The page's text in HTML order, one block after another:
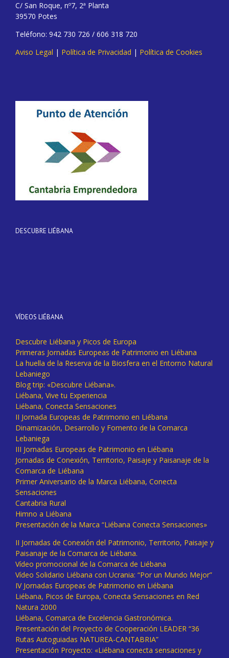
C/ San Roque, nº7, 2ª Planta
39570 Potes
Teléfono: 942 730 726 / 606 318 720
Aviso Legal | Política de Privacidad | Política de Cookies
DESCUBRE LIÉBANA
VÍDEOS LIÉBANA
Descubre Liébana y Picos de Europa
Primeras Jornadas Europeas de Patrimonio en Liébana
La huella de la Reserva de la Biosfera en el Entorno Natural
Lebaniego
Blog trip: «Descubre Liébana».
Liébana, Vive tu Experiencia
Liébana, Conecta Sensaciones
II Jornada Europeas de Patrimonio en Liébana
Dinamización, Desarrollo y Fomento de la Comarca
Lebaniega
III Jornadas Europeas de Patrimonio en Liébana
Jornadas de Conexión, Territorio, Paisaje y Paisanaje de la
Comarca de Liébana
Primer Aniversario de la Marca Liébana, Conecta
Sensaciones
Cantabria Rural
Himno a Liébana
Presentación de la Marca “Liébana Conecta Sensaciones»
II Jornadas de Conexión del Patrimonio, Territorio, Paisaje y
Paisanaje de la Comarca de Liébana.
Vídeo promocional de la Comarca de Liébana
Vídeo Solidario Liébana con Ucrania: “Por un Mundo Mejor”
IV Jornadas Europeas de Patrimonio en Liébana
Liébana, Picos de Europa, Conecta Sensaciones en Red
Natura 2000
Liébana, Comarca de Excelencia Gastronómica.
Presentación del Proyecto de Cooperación LEADER “36
Rutas Autoguiadas NATUREA-CANTABRIA”
Presentación Proyecto: «Liébana conecta sensaciones y